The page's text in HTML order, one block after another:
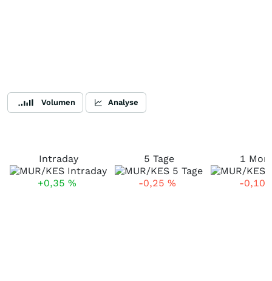
Volumen Analyse
Intraday
+0,35 %
5 Tage
-0,25 %
1
-0,10